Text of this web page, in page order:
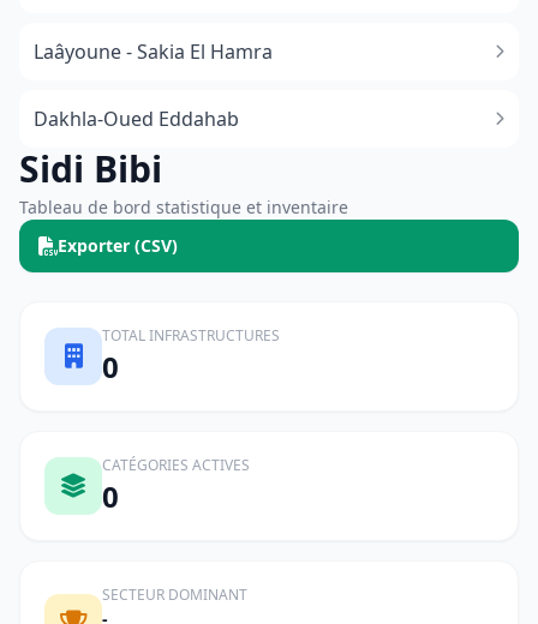
Laâyoune - Sakia El Hamra
Dakhla-Oued Eddahab
Sidi Bibi
Tableau de bord statistique et inventaire
Exporter (CSV)
TOTAL INFRASTRUCTURES
0
CATÉGORIES ACTIVES
0
SECTEUR DOMINANT
-